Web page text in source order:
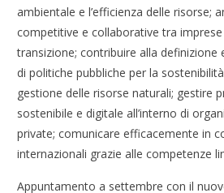
ambientale e l’efficienza delle risorse;
competitive e collaborative tra
transizione; contribuire alla definizione
di politiche pubbliche per la
gestione delle risorse naturali; gestire
sostenibile e digitale all’interno di
private; comunicare efficacemente in
internazionali grazie alle competenze
Appuntamento a settembre con il